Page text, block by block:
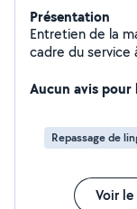
Présentation
Entretien de la
cadre du service
Aucun avis
Repassage de
Voir